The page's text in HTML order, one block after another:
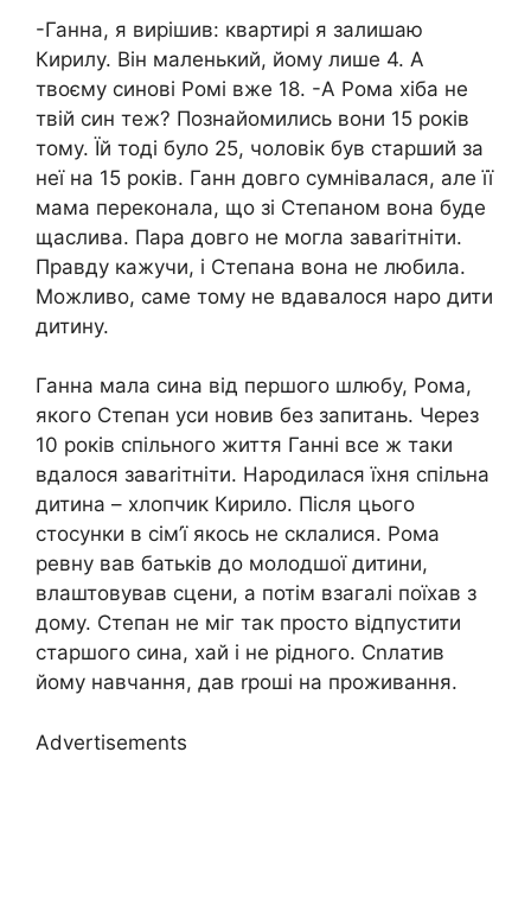
-Ганна, я вирішив: квартирі я залишаю
Кирилу. Він маленький, йому лише 4. А
твоєму синові Ромі вже 18. -А Рома хіба не
твій син теж? Познайомились вони 15 років
тому. Їй тоді було 25, чоловік був старший за
неї на 15 років. Ганн довго сумнівалася, але її
мама переконала, що зі Степаном вона буде
щаслива. Пара довго не могла заваrітніти.
Правду кажучи, і Степана вона не любила.
Можливо, саме тому не вдавалося наро дити
дитину.
Ганна мала сина від першого шлюбу, Рома,
якого Степан уси новив без запитань. Через
10 років спільного життя Ганні все ж таки
вдалося заваrітніти. Народилася їхня спільна
дитина – хлопчик Кирило. Після цього
стосунки в сім’ї якось не склалися. Рома
ревну вав батьків до молодшої дитини,
влаштовував сцени, а потім взагалі поїхав з
дому. Степан не міг так просто відпустити
старшого сина, хай і не рідного. Сnлатив
йому навчання, дав rроші на проживання.
Advertisements